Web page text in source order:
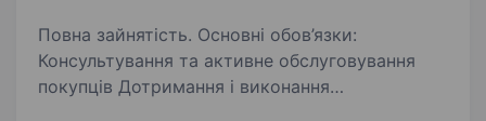
Повна зайнятість. Основні обов’язки:
Консультування та активне обслуговування
покупців Дотримання і виконання